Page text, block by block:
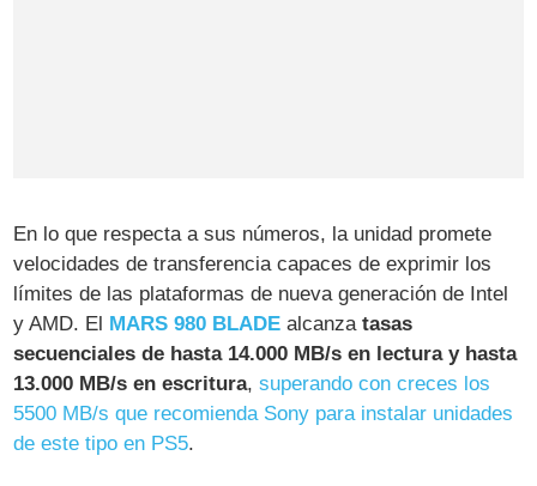
En lo que respecta a sus números, la unidad promete
velocidades de transferencia capaces de exprimir los
límites de las plataformas de nueva generación de Intel
y AMD. El MARS 980 BLADE alcanzatasas
secuenciales de hasta 14.000 MB/s en lectura y hasta
13.000 MB/s en escritura,superando con creces los
5500 MB/s que recomienda Sony para instalar unidades
de este tipo en PS5.